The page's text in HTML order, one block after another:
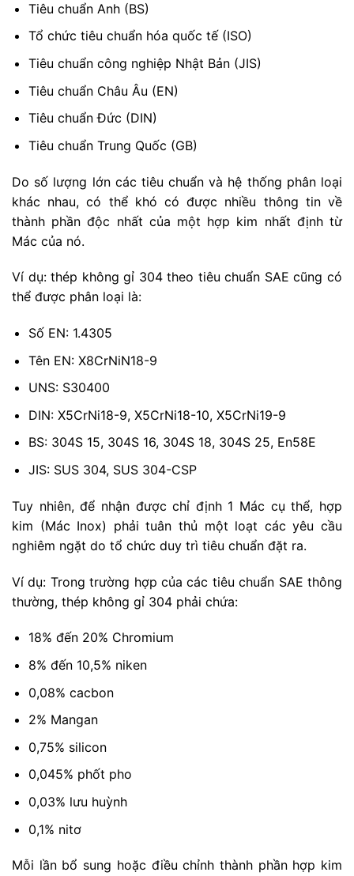
Tiêu chuẩn Anh (BS)
Tổ chức tiêu chuẩn hóa quốc tế (ISO)
Tiêu chuẩn công nghiệp Nhật Bản (JIS)
Tiêu chuẩn Châu Âu (EN)
Tiêu chuẩn Đức (DIN)
Tiêu chuẩn Trung Quốc (GB)
Do số lượng lớn các tiêu chuẩn và hệ thống phân loại
khác nhau, có thể khó có được nhiều thông tin về
thành phần độc nhất của một hợp kim nhất định từ
Mác của nó.
Ví dụ: thép không gỉ 304 theo tiêu chuẩn SAE cũng có
thể được phân loại là:
Số EN: 1.4305
Tên EN: X8CrNiN18-9
UNS: S30400
DIN: X5CrNi18-9, X5CrNi18-10, X5CrNi19-9
BS: 304S 15, 304S 16, 304S 18, 304S 25, En58E
JIS: SUS 304, SUS 304-CSP
Tuy nhiên, để nhận được chỉ định 1 Mác cụ thể, hợp
kim (Mác Inox) phải tuân thủ một loạt các yêu cầu
nghiêm ngặt do tổ chức duy trì tiêu chuẩn đặt ra.
Ví dụ: Trong trường hợp của các tiêu chuẩn SAE thông
thường, thép không gỉ 304 phải chứa:
18% đến 20% Chromium
8% đến 10,5% niken
0,08% cacbon
2% Mangan
0,75% silicon
0,045% phốt pho
0,03% lưu huỳnh
0,1% nitơ
Mỗi lần bổ sung hoặc điều chỉnh thành phần hợp kim